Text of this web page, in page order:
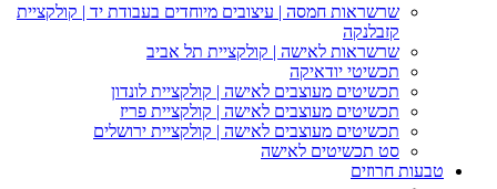
שרשראות חמסה | עיצובים מיוחדים בעבודת יד | קולקציית
קזבלנקה
שרשראות לאישה | קולקציית תל אביב
תכשיטי יודאיקה
תכשיטים מעוצבים לאישה | קולקציית לונדון
תכשיטים מעוצבים לאישה | קולקציית פריז
תכשיטים מעוצבים לאישה | קולקציית ירושלים
סט תכשיטים לאישה
טבעות חרוזים